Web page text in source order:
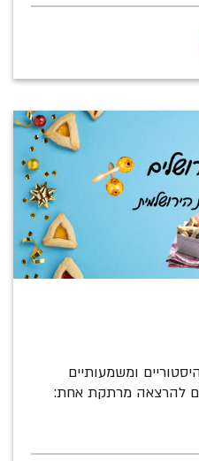
ומשמעותיים
להרצאה מרתקת אחת: